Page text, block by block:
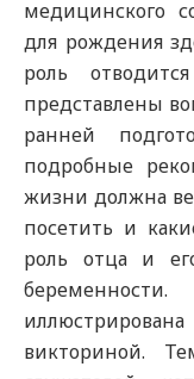
медицинского
для рождения
роль
представлены
ранней
подробные
жизни должна
посетить и
роль отца и
викториной.